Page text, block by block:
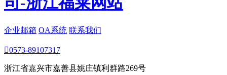
企业邮箱 OA系统 联系我们
0573-89107317
浙江省嘉兴市嘉善县姚庄镇利群路269号